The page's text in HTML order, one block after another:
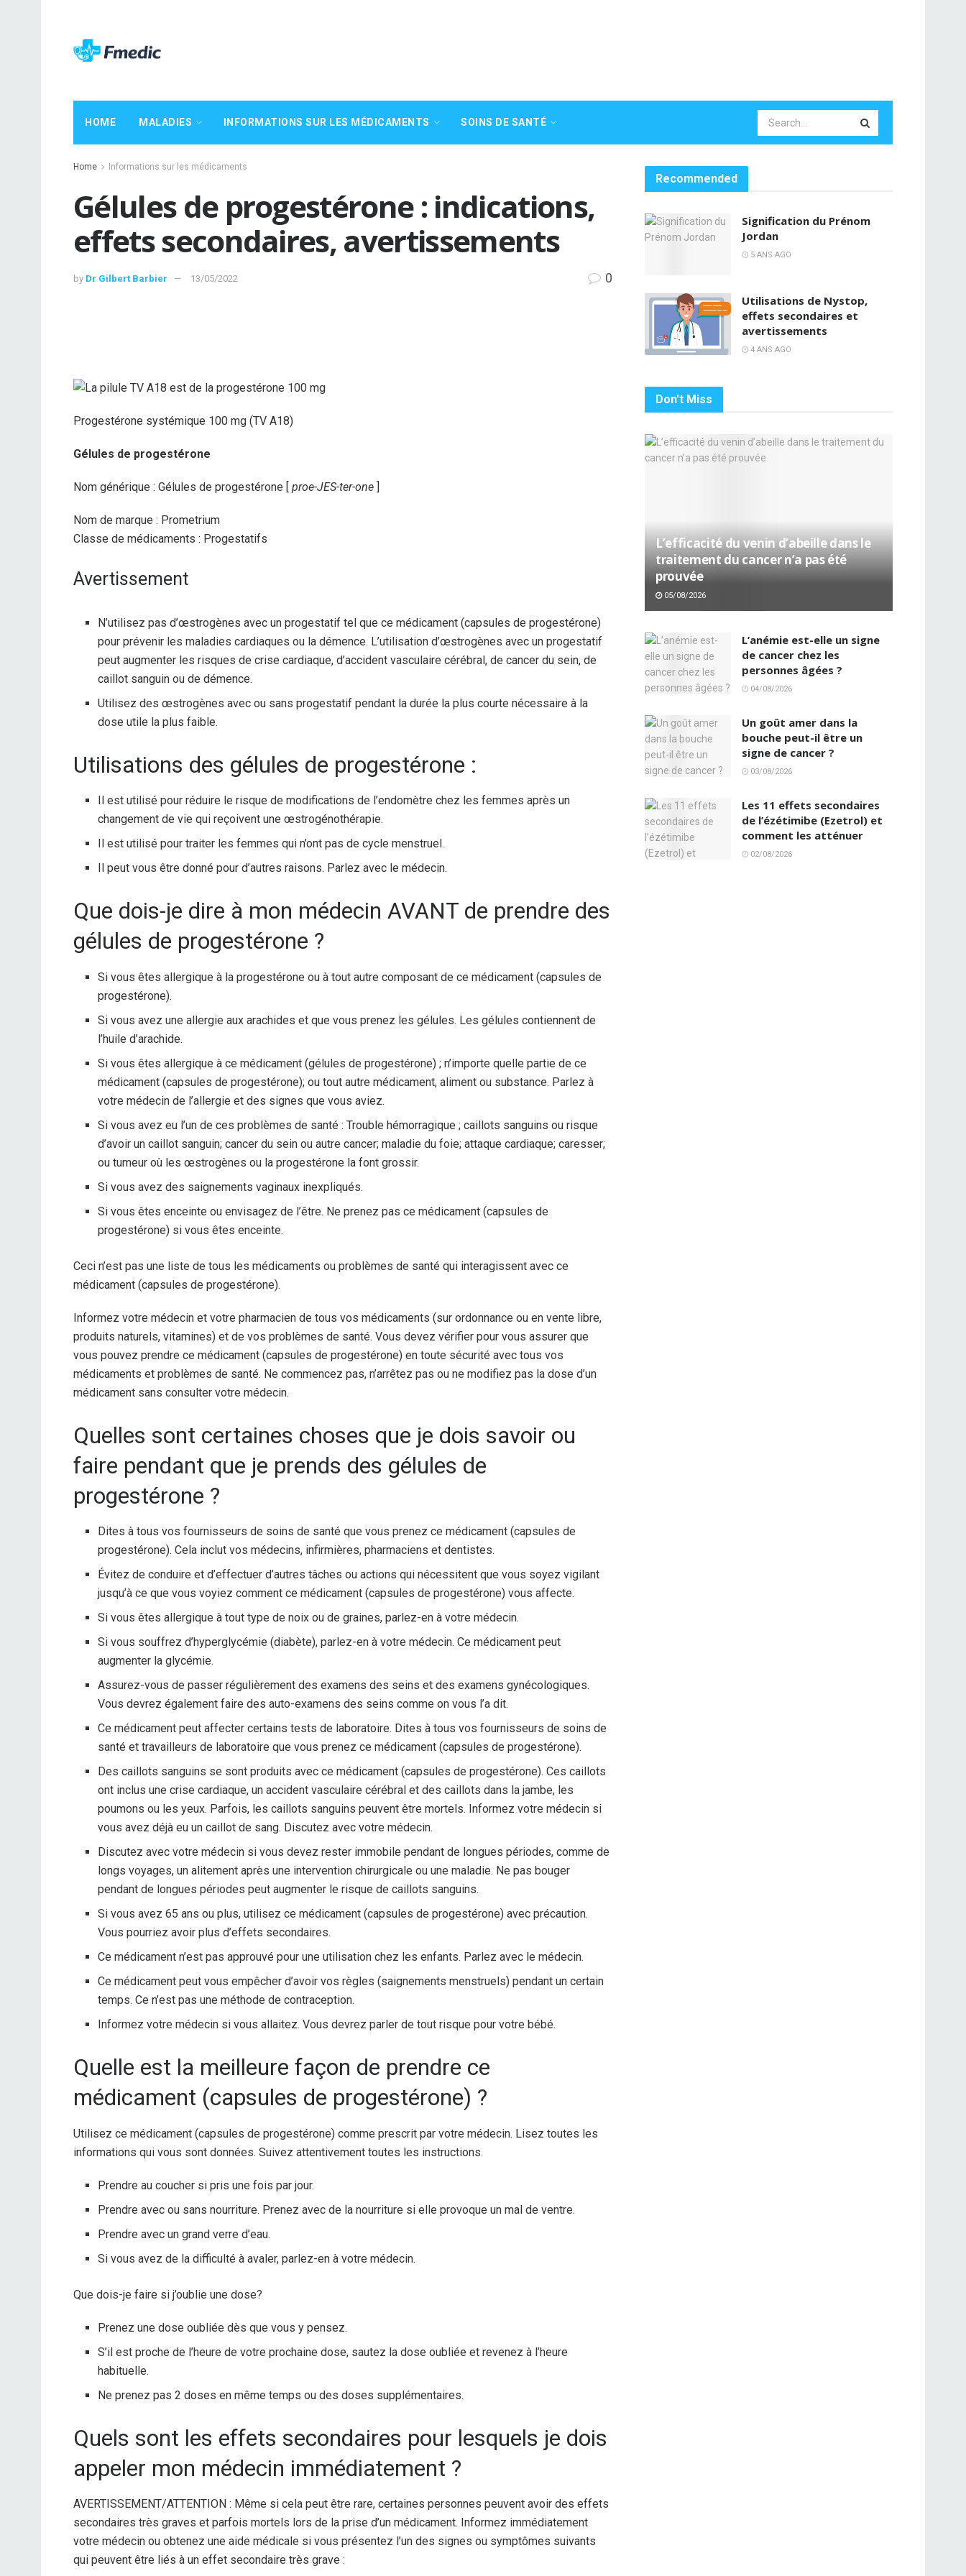
HOME MALADIES INFORMATIONS SUR LES MÉDICAMENTS SOINS DE SANTÉ
Home Informations sur les médicaments
Gélules de progestérone : indications,
effets secondaires, avertissements
by Dr Gilbert Barbier 13/05/2022 0
Progestérone systémique 100 mg (TV A18)
Gélules de progestérone
Nom générique : Gélules de progestérone [ proe-JES-ter-one ]
Nom de marque : Prometrium
Classe de médicaments : Progestatifs
Avertissement
N’utilisez pas d’œstrogènes avec un progestatif tel que ce médicament (capsules de progestérone)
pour prévenir les maladies cardiaques ou la démence. L’utilisation d’œstrogènes avec un progestatif
peut augmenter les risques de crise cardiaque, d’accident vasculaire cérébral, de cancer du sein, de
caillot sanguin ou de démence.
Utilisez des œstrogènes avec ou sans progestatif pendant la durée la plus courte nécessaire à la
dose utile la plus faible.
Utilisations des gélules de progestérone :
Il est utilisé pour réduire le risque de modifications de l’endomètre chez les femmes après un
changement de vie qui reçoivent une œstrogénothérapie.
Il est utilisé pour traiter les femmes qui n’ont pas de cycle menstruel.
Il peut vous être donné pour d’autres raisons. Parlez avec le médecin.
Que dois-je dire à mon médecin AVANT de prendre des
gélules de progestérone ?
Si vous êtes allergique à la progestérone ou à tout autre composant de ce médicament (capsules de
progestérone).
Si vous avez une allergie aux arachides et que vous prenez les gélules. Les gélules contiennent de
l’huile d’arachide.
Si vous êtes allergique à ce médicament (gélules de progestérone) ; n’importe quelle partie de ce
médicament (capsules de progestérone); ou tout autre médicament, aliment ou substance. Parlez à
votre médecin de l’allergie et des signes que vous aviez.
Si vous avez eu l’un de ces problèmes de santé : Trouble hémorragique ; caillots sanguins ou risque
d’avoir un caillot sanguin; cancer du sein ou autre cancer; maladie du foie; attaque cardiaque; caresser;
ou tumeur où les œstrogènes ou la progestérone la font grossir.
Si vous avez des saignements vaginaux inexpliqués.
Si vous êtes enceinte ou envisagez de l’être. Ne prenez pas ce médicament (capsules de
progestérone) si vous êtes enceinte.
Ceci n’est pas une liste de tous les médicaments ou problèmes de santé qui interagissent avec ce
médicament (capsules de progestérone).
Informez votre médecin et votre pharmacien de tous vos médicaments (sur ordonnance ou en vente libre,
produits naturels, vitamines) et de vos problèmes de santé. Vous devez vérifier pour vous assurer que
vous pouvez prendre ce médicament (capsules de progestérone) en toute sécurité avec tous vos
médicaments et problèmes de santé. Ne commencez pas, n’arrêtez pas ou ne modifiez pas la dose d’un
médicament sans consulter votre médecin.
Quelles sont certaines choses que je dois savoir ou
faire pendant que je prends des gélules de
progestérone ?
Dites à tous vos fournisseurs de soins de santé que vous prenez ce médicament (capsules de
progestérone). Cela inclut vos médecins, infirmières, pharmaciens et dentistes.
Évitez de conduire et d’effectuer d’autres tâches ou actions qui nécessitent que vous soyez vigilant
jusqu’à ce que vous voyiez comment ce médicament (capsules de progestérone) vous affecte.
Si vous êtes allergique à tout type de noix ou de graines, parlez-en à votre médecin.
Si vous souffrez d’hyperglycémie (diabète), parlez-en à votre médecin. Ce médicament peut
augmenter la glycémie.
Assurez-vous de passer régulièrement des examens des seins et des examens gynécologiques.
Vous devrez également faire des auto-examens des seins comme on vous l’a dit.
Ce médicament peut affecter certains tests de laboratoire. Dites à tous vos fournisseurs de soins de
santé et travailleurs de laboratoire que vous prenez ce médicament (capsules de progestérone).
Des caillots sanguins se sont produits avec ce médicament (capsules de progestérone). Ces caillots
ont inclus une crise cardiaque, un accident vasculaire cérébral et des caillots dans la jambe, les
poumons ou les yeux. Parfois, les caillots sanguins peuvent être mortels. Informez votre médecin si
vous avez déjà eu un caillot de sang. Discutez avec votre médecin.
Discutez avec votre médecin si vous devez rester immobile pendant de longues périodes, comme de
longs voyages, un alitement après une intervention chirurgicale ou une maladie. Ne pas bouger
pendant de longues périodes peut augmenter le risque de caillots sanguins.
Si vous avez 65 ans ou plus, utilisez ce médicament (capsules de progestérone) avec précaution.
Vous pourriez avoir plus d’effets secondaires.
Ce médicament n’est pas approuvé pour une utilisation chez les enfants. Parlez avec le médecin.
Ce médicament peut vous empêcher d’avoir vos règles (saignements menstruels) pendant un certain
temps. Ce n’est pas une méthode de contraception.
Informez votre médecin si vous allaitez. Vous devrez parler de tout risque pour votre bébé.
Quelle est la meilleure façon de prendre ce
médicament (capsules de progestérone) ?
Utilisez ce médicament (capsules de progestérone) comme prescrit par votre médecin. Lisez toutes les
informations qui vous sont données. Suivez attentivement toutes les instructions.
Prendre au coucher si pris une fois par jour.
Prendre avec ou sans nourriture. Prenez avec de la nourriture si elle provoque un mal de ventre.
Prendre avec un grand verre d’eau.
Si vous avez de la difficulté à avaler, parlez-en à votre médecin.
Que dois-je faire si j’oublie une dose?
Prenez une dose oubliée dès que vous y pensez.
S’il est proche de l’heure de votre prochaine dose, sautez la dose oubliée et revenez à l’heure
habituelle.
Ne prenez pas 2 doses en même temps ou des doses supplémentaires.
Quels sont les effets secondaires pour lesquels je dois
appeler mon médecin immédiatement ?
AVERTISSEMENT/ATTENTION : Même si cela peut être rare, certaines personnes peuvent avoir des effets
secondaires très graves et parfois mortels lors de la prise d’un médicament. Informez immédiatement
votre médecin ou obtenez une aide médicale si vous présentez l’un des signes ou symptômes suivants
qui peuvent être liés à un effet secondaire très grave :
Recommended
Signification du Prénom
Jordan
5 ANS AGO
Utilisations de Nystop,
effets secondaires et
avertissements
4 ANS AGO
Don't Miss
L’efficacité du venin d’abeille dans le
traitement du cancer n’a pas été
prouvée
05/08/2026
L’anémie est-elle un signe
de cancer chez les
personnes âgées ?
04/08/2026
Un goût amer dans la
bouche peut-il être un
signe de cancer ?
03/08/2026
Les 11 effets secondaires
de l’ézétimibe (Ezetrol) et
comment les atténuer
02/08/2026